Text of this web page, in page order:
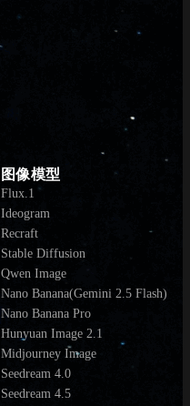
图像模型
Flux.1
Ideogram
Recraft
Stable Diffusion
Qwen Image
Nano Banana(Gemini 2.5 Flash)
Nano Banana Pro
Hunyuan Image 2.1
Midjourney Image
Seedream 4.0
Seedream 4.5